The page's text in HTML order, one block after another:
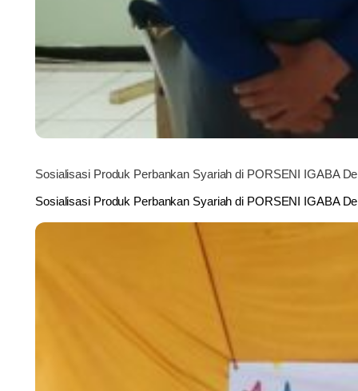
Sosialisasi Produk Perbankan Syariah di PORSENI IGABA
Sosialisasi Produk Perbankan Syariah di PORSENI IGABA